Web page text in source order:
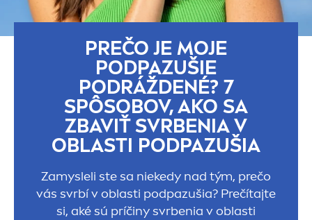
PREČO JE MOJE
PODPAZUŠIE
PODRÁŽDENÉ? 7
SPÔSOBOV, AKO SA
ZBAVIŤ SVRBENIA V
OBLASTI PODPAZUŠIA
Zamysleli ste sa niekedy nad tým, prečo
vás svrbí v oblasti podpazušia? Prečítajte
si, aké sú príčiny svrbenia v oblasti